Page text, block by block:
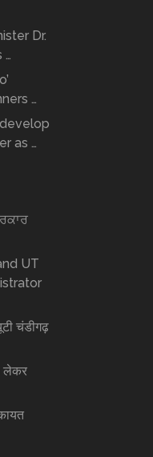
Dr.
…
…
as …
UT
चंडीगढ़
लेकर